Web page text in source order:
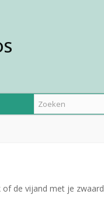
de vijand met je